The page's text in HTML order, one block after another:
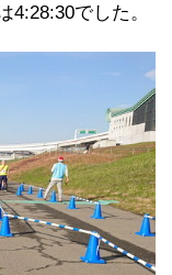
でした。